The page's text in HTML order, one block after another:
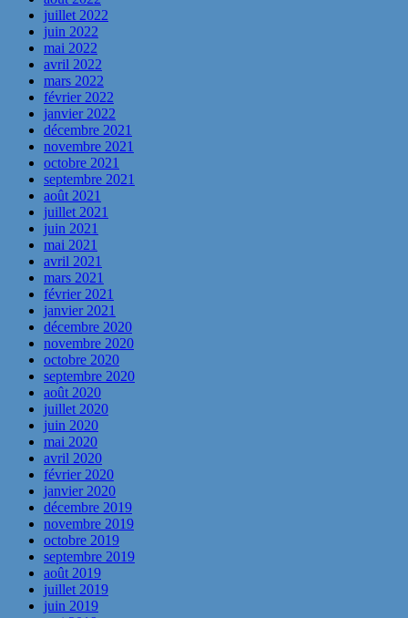
juillet 2022
juin 2022
mai 2022
avril 2022
mars 2022
février 2022
janvier 2022
décembre 2021
novembre 2021
octobre 2021
septembre 2021
août 2021
juillet 2021
juin 2021
mai 2021
avril 2021
mars 2021
février 2021
janvier 2021
décembre 2020
novembre 2020
octobre 2020
septembre 2020
août 2020
juillet 2020
juin 2020
mai 2020
avril 2020
février 2020
janvier 2020
décembre 2019
novembre 2019
octobre 2019
septembre 2019
août 2019
juillet 2019
juin 2019